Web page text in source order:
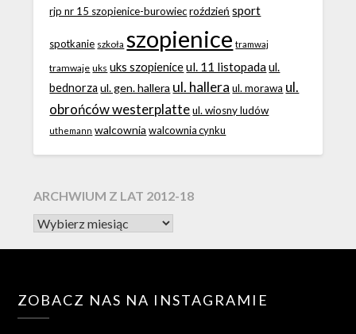
rjp nr 15 szopienice-burowiec roździeń sport
spotkanie szkoła szopienice tramwaj
tramwaje uks uks szopienice ul. 11 listopada ul.
bednorza ul. gen. hallera ul. hallera ul. morawa ul.
obrońców westerplatte ul. wiosny ludów
uthemann walcownia walcownia cynku
ARCHWIUM Z LAT 2012-18
ZOBACZ NAS NA INSTAGRAMIE